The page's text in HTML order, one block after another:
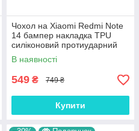
Чохол на Xiaomi Redmi Note
14 бампер накладка TPU
силіконовий протиударний
оригінальний "LINE-ARMOR"
В наявності
549 ₴ 749 ₴
Купити